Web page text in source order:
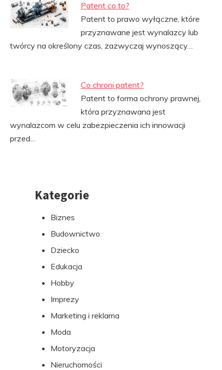
Patent co to?
Patent to prawo wyłączne, które
przyznawane jest wynalazcy lub
twórcy na określony czas, zazwyczaj wynoszący…
Co chroni patent?
Patent to forma ochrony prawnej,
która przyznawana jest
wynalazcom w celu zabezpieczenia ich innowacji
przed…
PrzejdźKategorie
Biznes
Budownictwo
Dziecko
Edukacja
Hobby
Imprezy
Marketing i reklama
Moda
Motoryzacja
Nieruchomości